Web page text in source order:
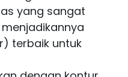
yang sangat
terbaik untuk